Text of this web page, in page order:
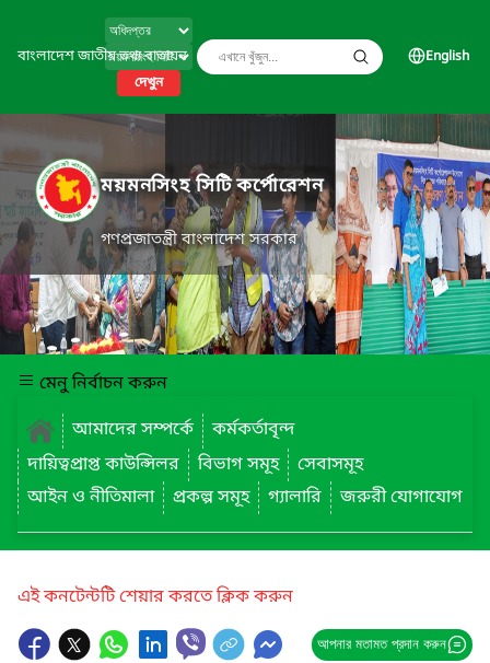
বাংলাদেশ জাতীয় তথ্য বাতায়ন
দেখুন
English
ময়মনসিংহ সিটি কর্পোরেশন
গণপ্রজাতন্ত্রী বাংলাদেশ সরকার
মেনু নির্বাচন করুন
আমাদের সম্পর্কে
কর্মকর্তাবৃন্দ
দায়িত্বপ্রাপ্ত কাউন্সিলর
বিভাগ সমূহ
সেবাসমূহ
আইন ও নীতিমালা
প্রকল্প সমূহ গ্যালারি জরুরী যোগাযোগ
এই কনটেন্টটি শেয়ার করতে ক্লিক করুন
আপনার মতামত প্রদান করুন